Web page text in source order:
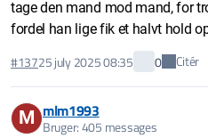
tage den mand mod mand, for
fordel han lige fik et halvt hold
#13725 july 2025 08:35 0 Citér
M mlm1993
Bruger: 405 messages